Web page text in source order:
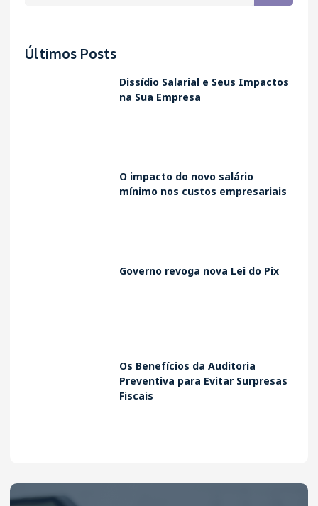
Últimos Posts
Dissídio Salarial e Seus Impactos
na Sua Empresa
O impacto do novo salário
mínimo nos custos empresariais
Governo revoga nova Lei do Pix
Os Benefícios da Auditoria
Preventiva para Evitar Surpresas
Fiscais